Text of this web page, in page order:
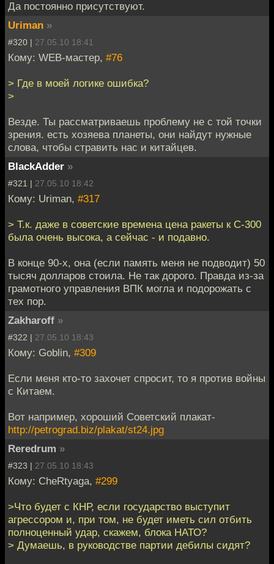
Да постоянно присутствуют.
Uriman »
#320 | 27.05.10 18:41
Кому: WEB-мастер, #76
> Где в моей логике ошибка?
>
Везде. Ты рассматриваешь проблему не с той точки
зрения. есть хозяева планеты, они найдут нужные
слова, чтобы стравить нас и китайцев.
BlackAdder »
#321 | 27.05.10 18:42
Кому: Uriman, #317
> Т.к. даже в советские времена цена ракеты к С-300
была очень высока, а сейчас - и подавно.
В конце 90-х, она (если память меня не подводит) 50
тысяч долларов стоила. Не так дорого. Правда из-за
грамотного управления ВПК могла и подорожать с
тех пор.
Zakharoff »
#322 | 27.05.10 18:43
Кому: Goblin, #309
Если меня кто-то захочет спросит, то я против войны
с Китаем.
Вот например, хороший Советский плакат-
http://petrograd.biz/plakat/st24.jpg
Reredrum »
#323 | 27.05.10 18:43
Кому: CheRtyaga, #299
>Что будет с КНР, если государство выступит
агрессором и, при том, не будет иметь сил отбить
полноценный удар, скажем, блока НАТО?
> Думаешь, в руководстве партии дебилы сидят?